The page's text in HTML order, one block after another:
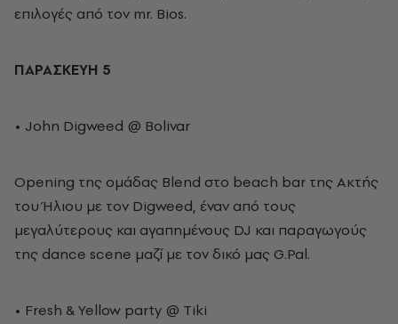
επιλογές από τον mr. Bios.
ΠΑΡΑΣΚΕΥΗ 5
• John Digweed @ Bolivar
Οpening της ομάδας Blend στο beach bar της Ακτής
του Ήλιου με τον Digweed, έναν από τους
μεγαλύτερους και αγαπημένους DJ και παραγωγούς
της dance scene μαζί με τον δικό μας G.Pal.
• Fresh & Yellow party @ Τiki